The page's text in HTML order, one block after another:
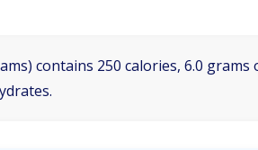
contains 250 calories, 6.0